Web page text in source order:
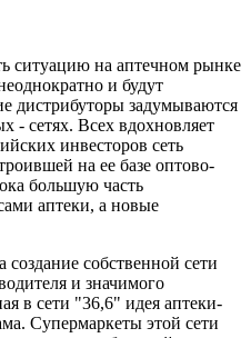
ситуацию на аптечном рынке
и будут
дистрибуторы задумываются
- сетях. Всех вдохновляет
инвесторов сеть
на ее базе оптово-
большую часть
аптеки, а новые
собственной сети
и значимого
в сети "36,6" идея аптеки-
Супермаркеты этой сети